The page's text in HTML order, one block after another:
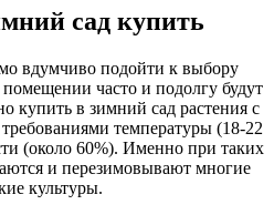
сад купить
вдумчиво подойти к выбору
часто и подолгу будут
купить в зимний сад растения с
температуры (18-22
(около 60%). Именно при таких
и перезимовывают многие
культуры.